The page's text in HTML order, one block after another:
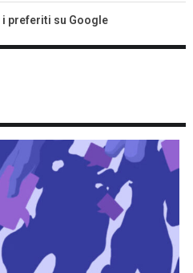
preferiti su Google